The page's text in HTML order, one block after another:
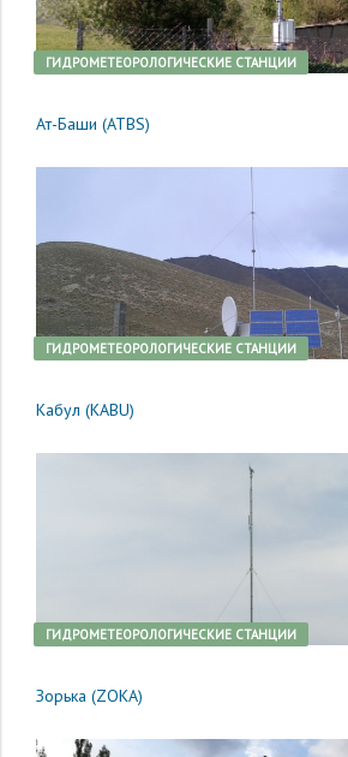
ГИДРОМЕТЕОРОЛОГИЧЕСКИЕ СТАНЦИИ
Ат-Баши (ATBS)
ГИДРОМЕТЕОРОЛОГИЧЕСКИЕ СТАНЦИИ
Кабул (KABU)
ГИДРОМЕТЕОРОЛОГИЧЕСКИЕ СТАНЦИИ
Зорька (ZOKA)